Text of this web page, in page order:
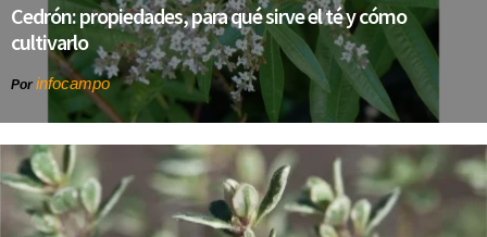
Cedrón: propiedades, para qué sirve el té y cómo
cultivarlo
Por infocampo